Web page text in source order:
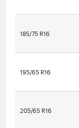
185/75 R16
195/65 R16
205/65 R16